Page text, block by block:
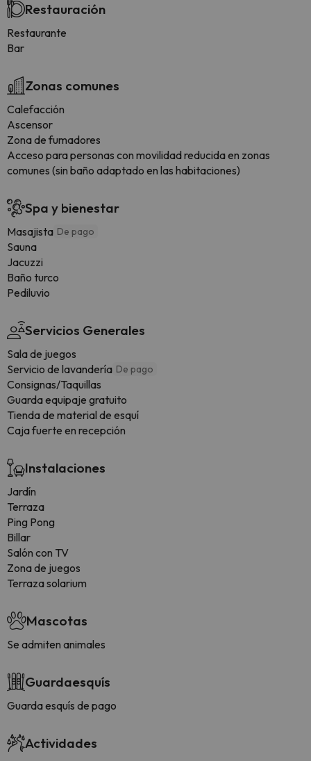
Restauración
Restaurante
Bar
Zonas comunes
Calefacción
Ascensor
Zona de fumadores
Acceso para personas con movilidad reducida en zonas
comunes (sin baño adaptado en las habitaciones)
Spa y bienestar
Masajista De pago
Sauna
Jacuzzi
Baño turco
Pediluvio
Servicios Generales
Sala de juegos
Servicio de lavandería De pago
Consignas/Taquillas
Guarda equipaje gratuito
Tienda de material de esquí
Caja fuerte en recepción
Instalaciones
Jardín
Terraza
Ping Pong
Billar
Salón con TV
Zona de juegos
Terraza solarium
Mascotas
Se admiten animales
Guardaesquís
Guarda esquís de pago
Actividades